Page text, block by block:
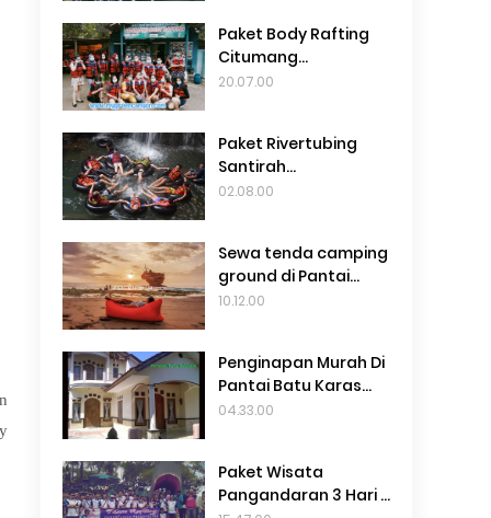
Paket Body Rafting
Citumang
Pangandaran
20.07.00
Paket Rivertubing
Santirah
Pangandaran
02.08.00
Sewa tenda camping
ground di Pantai
madasari
10.12.00
Penginapan Murah Di
Pantai Batu Karas
Terbaru 2024
04.33.00
Paket Wisata
Pangandaran 3 Hari 2